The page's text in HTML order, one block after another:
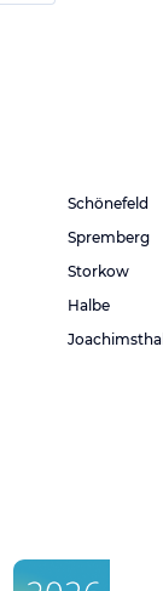
Schönefeld
Spremberg
Storkow
Halbe
Joachimsthal